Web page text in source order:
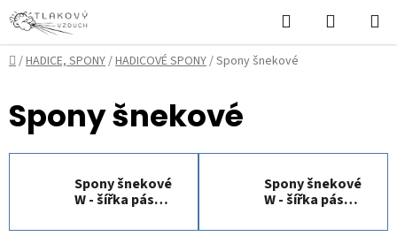
Přejít
na
obsah
Hledat
KOŠÍK
Domů
/HADICE, SPONY/HADICOVÉ SPONY/Spony šnekové
Spony šnekové
Spony šnekové
W - šířka pásku
Spony šnekové
W - šířka pásku